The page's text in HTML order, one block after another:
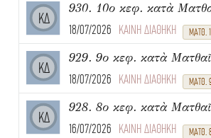
ΚΔ
930. 10ο κεφ. κατὰ
18/07/2026 ΚΑΙΝΗ ΔΙΑΘΗΚΗ ΜΑΤΘ.
ΚΔ
929. 9ο κεφ. κατὰ
18/07/2026 ΚΑΙΝΗ ΔΙΑΘΗΚΗ ΜΑΤΘ.
ΚΔ
928. 8ο κεφ. κατὰ
16/07/2026 ΚΑΙΝΗ ΔΙΑΘΗΚΗ ΜΑΤΘ.